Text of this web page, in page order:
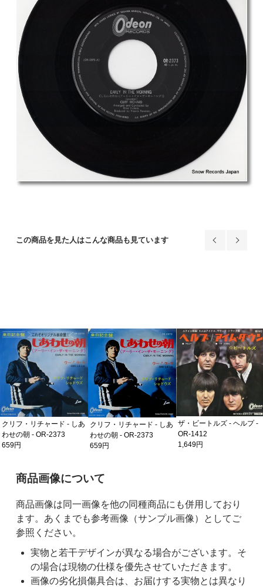
この商品を見た人はこんな商品も見ています
クリフ・リチャード - しあ
わせの朝 - OR-2373
659円
クリフ・リチャード - しあ
わせの朝 - OR-2373
659円
ザ・ビートルズ - ヘルプ -
OR-1412
1,649円
ご購入前の注意事項
商品画像について
商品画像は同一画像を他の同種商品にも併用しており
ます。あくまでも参考画像（サンプル画像）としてご
参照ください。
実物と若干デザインが異なる場合がございます。そ
の場合は現物の仕様を優先させていただきます。
画像の劣化損傷具合は、お届けする実物とは異なり